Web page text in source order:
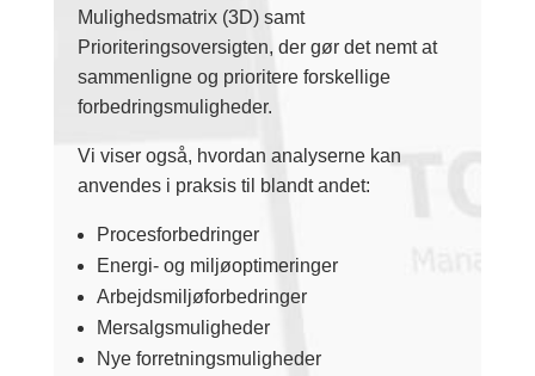
Mulighedsmatrix (3D) samt
Prioriteringsoversigten, der gør det nemt at
sammenligne og prioritere forskellige
forbedringsmuligheder.
Vi viser også, hvordan analyserne kan
anvendes i praksis til blandt andet:
Procesforbedringer
Energi- og miljøoptimeringer
Arbejdsmiljøforbedringer
Mersalgsmuligheder
Nye forretningsmuligheder